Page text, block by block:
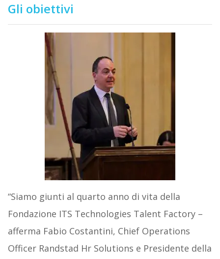
Gli obiettivi
“Siamo giunti al quarto anno di vita della
Fondazione ITS Technologies Talent Factory –
afferma Fabio Costantini, Chief Operations
Officer Randstad Hr Solutions e Presidente della